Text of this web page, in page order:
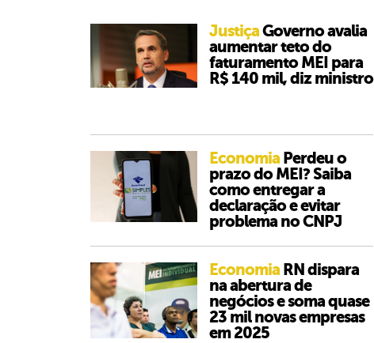
JustiçaGoverno avalia
aumentar teto do
faturamento MEI para
R$ 140 mil, diz ministro
Economia Perdeu o
prazo do MEI? Saiba
como entregar a
declaração e evitar
problema no CNPJ
Economia RN dispara
na abertura de
negócios e soma quase
23 mil novas empresas
em 2025